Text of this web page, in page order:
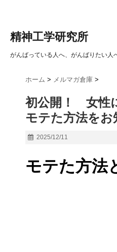
精神工学研究所
がんばっている人へ、がんばりたい人
ホーム > メルマガ倉庫 >
初公開！ 女性
モテた方法を
2025/12/11
モテた方法